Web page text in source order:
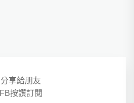
分享給朋友
FB按讚訂閱